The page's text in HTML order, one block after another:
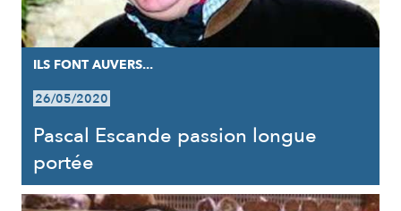
ILS FONT AUVERS...
26/05/2020
Pascal Escande passion longue
portée